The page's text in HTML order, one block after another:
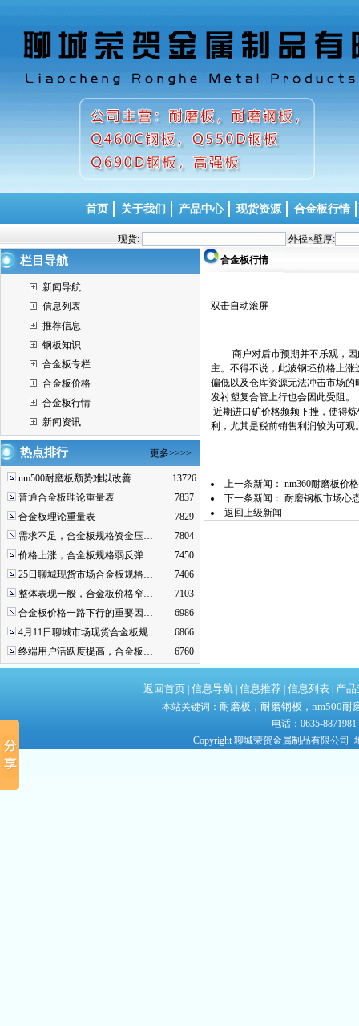
首页 关于我们 产品中心 现货资源 合金板行情
现货: 外径×壁厚:
栏目导航
新闻导航
信息列表
推荐信息
钢板知识
合金板专栏
合金板价格
合金板行情
新闻资讯
热点排行 更多>>>>
nm500耐磨板颓势难以改善
13726
普通合金板理论重量表
7837
合金板理论重量表
7829
需求不足，合金板规格资金压…
7804
价格上涨，合金板规格弱反弹…
7450
25日聊城现货市场合金板规格…
7406
整体表现一般，合金板价格窄…
7103
合金板价格一路下行的重要因…
6986
4月11日聊城市场现货合金板规…
6866
终端用户活跃度提高，合金板…
6760
合金板行情
双击自动滚屏
商户对后市预期并不乐观，因
主。不得不说，此波钢坯价格上
偏低以及仓库资源无法冲击市场
发衬塑复合管上行也会因此受阻。
近期进口矿价格频频下挫，使得
利，尤其是税前销售利润较为可
上一条新闻： nm360耐磨板价
下一条新闻： 耐磨钢板市场心
返回上级新闻
返回首页 信息导航 信息推荐 信息列表 产
本站关键词： 耐磨板 ， 耐磨钢板 ， nm500耐
电话：0635-
Copyright 聊城荣贺金属制品有限公